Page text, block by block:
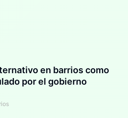
en barrios como
por el gobierno